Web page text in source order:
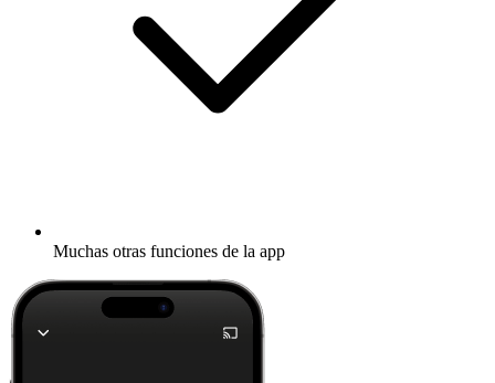
Muchas otras funciones de la app